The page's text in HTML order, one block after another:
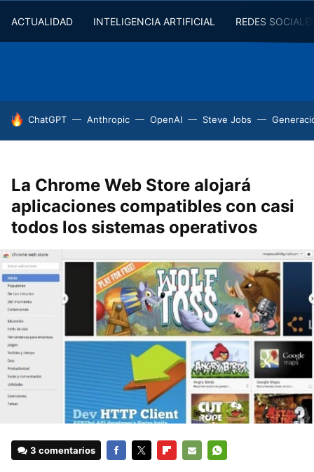
ACTUALIDAD INTELIGENCIA ARTIFICIAL REDES
HOY SE HABLA DE
ChatGPT Anthropic OpenAI Steve Jobs
La Chrome Web Store alojará
aplicaciones compatibles con casi
todos los sistemas operativos
3 comentarios